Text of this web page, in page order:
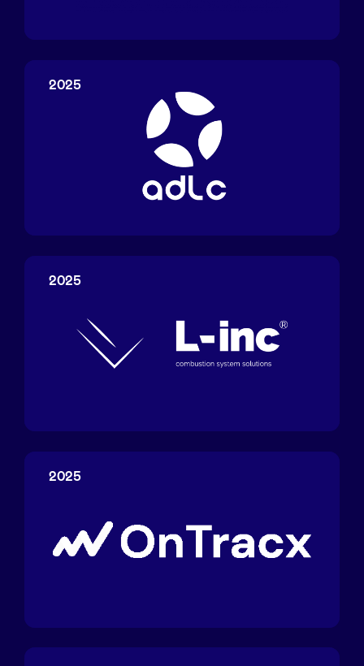
UV
Boosting
ADLC
2025
L-
inc
2025
OnTracx
2025